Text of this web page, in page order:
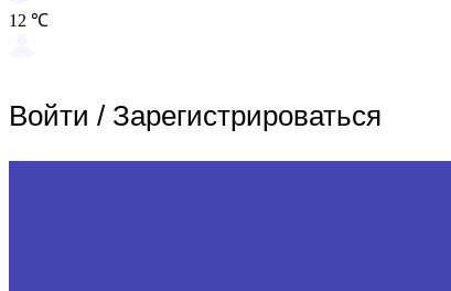
12 ℃
Войти / Зарегистрироваться